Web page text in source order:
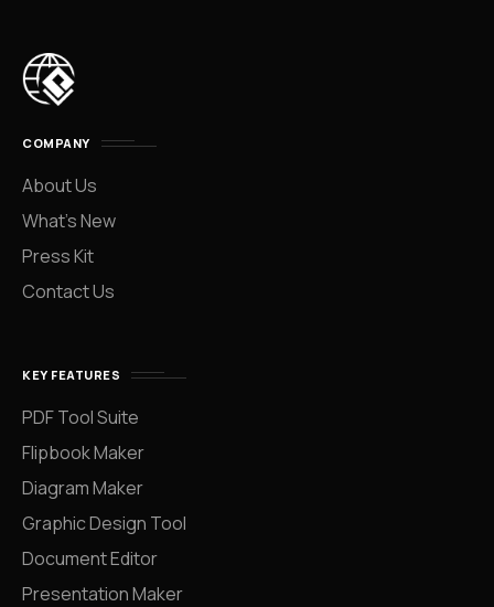
COMPANY
About Us
What’s New
Press Kit
Contact Us
KEY FEATURES
PDF Tool Suite
Flipbook Maker
Diagram Maker
Graphic Design Tool
Document Editor
Presentation Maker